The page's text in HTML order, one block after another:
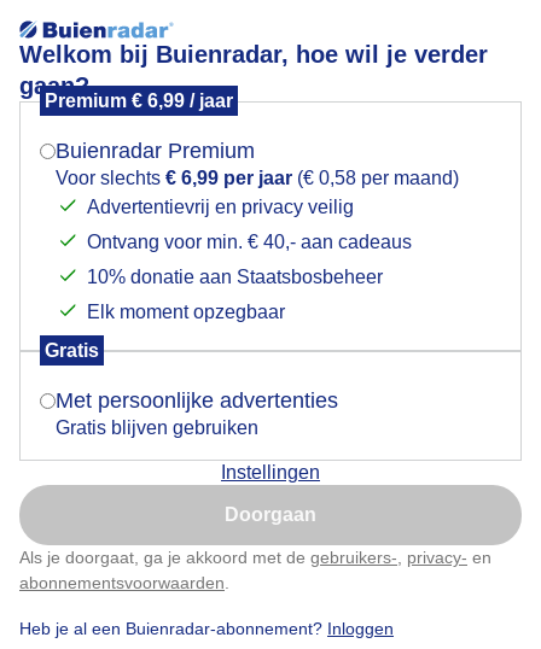
Welkom bij Buienradar, hoe wil je verder
gaan?
Premium € 6,99 / jaar
Buienradar Premium
Voor slechts € 6,99 per jaar (€ 0,58 per maand)
Advertentievrij en privacy veilig
Ontvang voor min. € 40,- aan cadeaus
10% donatie aan Staatsbosbeheer
Elk moment opzegbaar
Gratis
Met persoonlijke advertenties
Gratis blijven gebruiken
Instellingen
Doorgaan
Als je doorgaat, ga je akkoord met de gebruikers- privacy- en
abonnementsvoorwaarden
Heb je al een Buienradar-abonnement? Inloggen
wolkenluchten
Populaire categorieën
Lente
Zomer
Mogen we je locatie gebruiken voor het
Indien je hier nog geen akkoord op hebt gegeven,
verschijnt er zo een pop-up uit je browser waarin
Is goed, toon de popup
Nu niet, misschien later
Klik hierom dit aan te passen